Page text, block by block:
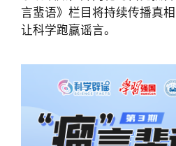
言蜚语》栏目将持续传播真相
让科学跑赢谣言。